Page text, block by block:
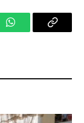
WhatsAppCopy